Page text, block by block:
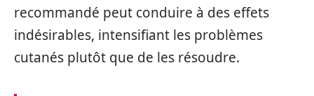
recommandé peut conduire à des effets
indésirables, intensifiant les problèmes
cutanés plutôt que de les résoudre.